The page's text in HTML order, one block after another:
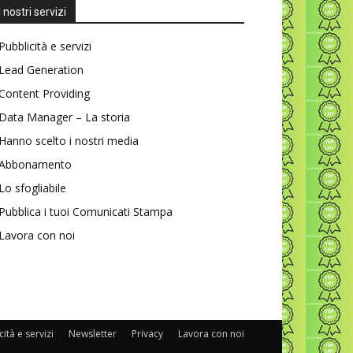
I nostri servizi
Pubblicità e servizi
Lead Generation
Providing
Data Manager – La storia
Hanno scelto i nostri media
Lo sfogliabile
Pubblica i tuoi Comunicati Stampa
Lavora con noi
e servizi Newsletter Privacy Lavora con noi